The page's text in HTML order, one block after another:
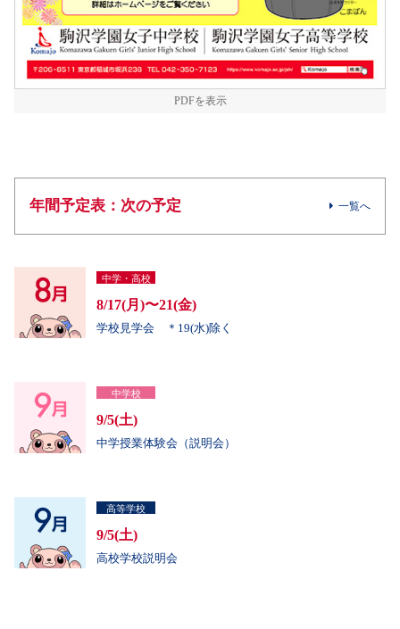
PDFを表示
年間予定表：次の予定 一覧へ
中学・高校
8/17(月)〜21(金)
学校見学会 ＊19(水)除く
中学校
9/5(土)
中学授業体験会（説明会）
高等学校
9/5(土)
高校学校説明会